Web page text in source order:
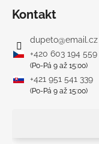
Kontakt
dupeto@email.cz
+420 603 194 559
(Po-Pá 9 až 15:00)
+421 951 541 339
(Po-Pá 9 až 15:00)